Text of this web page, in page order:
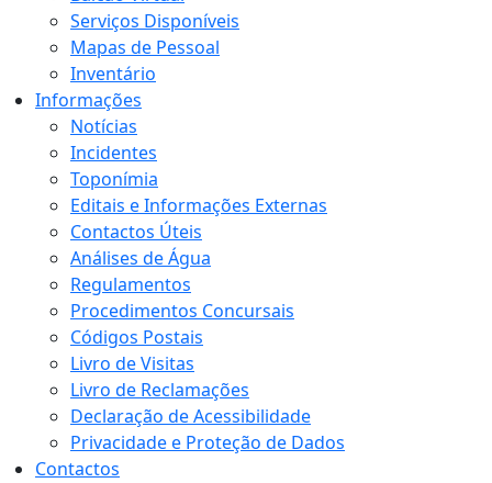
Serviços Disponíveis
Mapas de Pessoal
Inventário
Informações
Notícias
Incidentes
Toponímia
Editais e Informações Externas
Contactos Úteis
Análises de Água
Regulamentos
Procedimentos Concursais
Códigos Postais
Livro de Visitas
Livro de Reclamações
Declaração de Acessibilidade
Privacidade e Proteção de Dados
Contactos